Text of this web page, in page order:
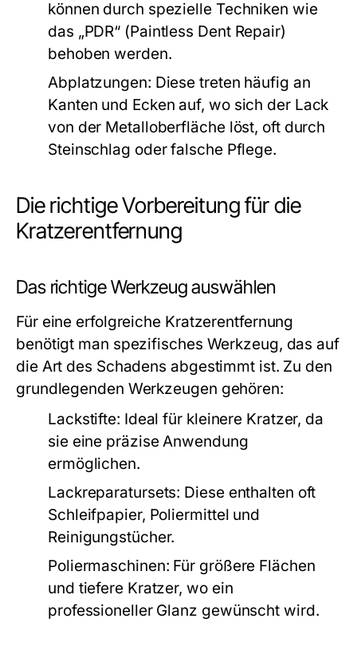
können durch spezielle Techniken wie
das „PDR“ (Paintless Dent Repair)
behoben werden.
Abplatzungen: Diese treten häufig an
Kanten und Ecken auf, wo sich der Lack
von der Metalloberfläche löst, oft durch
Steinschlag oder falsche Pflege.
Die richtige Vorbereitung für die
Kratzerentfernung
Das richtige Werkzeug auswählen
Für eine erfolgreiche Kratzerentfernung
benötigt man spezifisches Werkzeug, das auf
die Art des Schadens abgestimmt ist. Zu den
grundlegenden Werkzeugen gehören:
Lackstifte: Ideal für kleinere Kratzer, da
sie eine präzise Anwendung
ermöglichen.
Lackreparatursets: Diese enthalten oft
Schleifpapier, Poliermittel und
Reinigungstücher.
Poliermaschinen: Für größere Flächen
und tiefere Kratzer, wo ein
professioneller Glanz gewünscht wird.